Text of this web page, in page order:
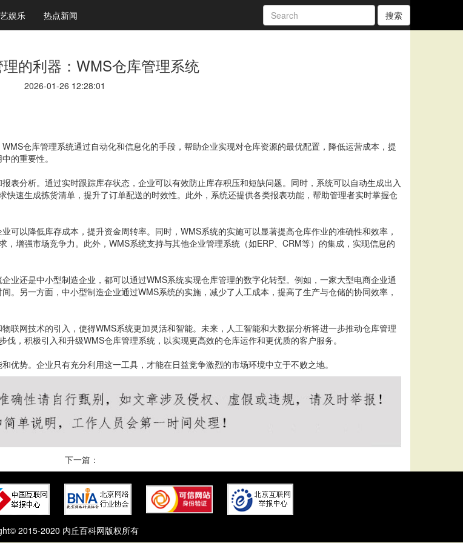
娱乐 热点新闻 搜索
的利器：WMS仓库管理系统
2026-01-26 12:28:01
仓库管理系统通过自动化和信息化的手段，帮助企业实现对仓库资源的最优配置，降低运营成本，提
的重要性。
表分析。通过实时跟踪库存状态，企业可以有效防止库存积压和短缺问题。同时，系统可以自动生成出入
速生成拣货清单，提升了订单配送的时效性。此外，系统还提供各类报表功能，帮助管理者实时掌握仓
可以降低库存成本，提升资金周转率。同时，WMS系统的实施可以显著提高仓库作业的准确性和效率，
增强市场竞争力。此外，WMS系统支持与其他企业管理系统（如ERP、CRM等）的集成，实现信息的
业还是中小型制造企业，都可以通过WMS系统实现仓库管理的数字化转型。例如，一家大型电商企业通
。另一方面，中小型制造企业通过WMS系统的实施，减少了人工成本，提高了生产与仓储的协同效率，
联网技术的引入，使得WMS系统更加灵活和智能。未来，人工智能和大数据分析将进一步推动仓库管理
，积极引入和升级WMS仓库管理系统，以实现更高效的仓库运作和更优质的客户服务。
势。企业只有充分利用这一工具，才能在日益竞争激烈的市场环境中立于不败之地。
下一篇：
2015-2020 内丘百科网版权所有